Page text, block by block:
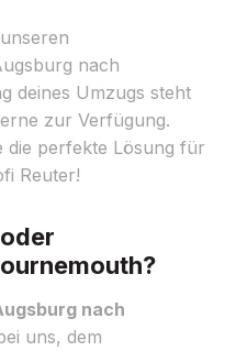
nach
deines Umzugs steht
zur Verfügung.
die perfekte Lösung für
Reuter!
nach
uns, dem